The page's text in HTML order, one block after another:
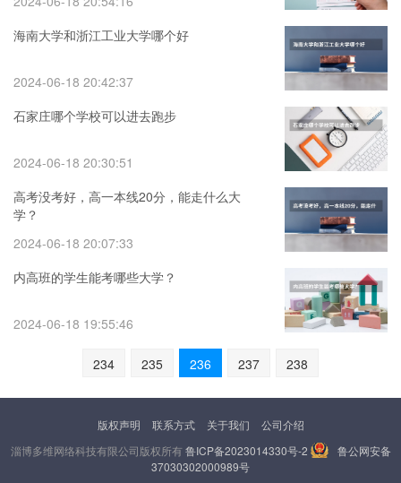
海南大学和浙江工业大学哪个好
2024-06-18 20:42:37
石家庄哪个学校可以进去跑步
2024-06-18 20:30:51
高考没考好，高一本线20分，能走什么大
学？
2024-06-18 20:07:33
内高班的学生能考哪些大学？
2024-06-18 19:55:46
234 235 236 237 238
版权声明 联系方式 关于我们
公司介绍
淄博多维网络科技有限公司版权所有鲁ICP备2023014330号-2
鲁公网安备
37030302000989号